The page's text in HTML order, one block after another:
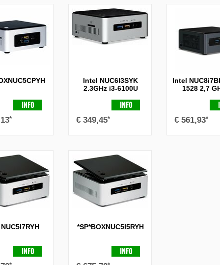
*
INFO
Intel NUC6I3SYK
2.3GHz i3-6100U
Zwart, Zilver
€ 349,45*
INFO
Intel
1528 2,7
€ 561,93*
INFO
*SP*BOXNUC5I5RYH
INFO